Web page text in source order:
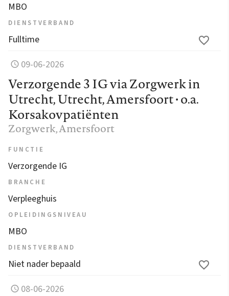
MBO
DIENSTVERBAND
Fulltime
09-06-2026
Verzorgende 3 IG via Zorgwerk in
Utrecht, Utrecht, Amersfoort • o.a.
Korsakovpatiënten
Zorgwerk, Amersfoort
FUNCTIE
Verzorgende IG
BRANCHE
Verpleeghuis
OPLEIDINGSNIVEAU
MBO
DIENSTVERBAND
Niet nader bepaald
08-06-2026